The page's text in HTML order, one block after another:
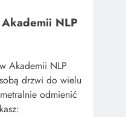
NLP
Akademii NLP
drzwi do wielu
odmienić